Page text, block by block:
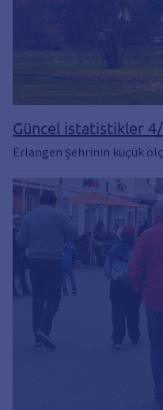
Güncel istatistikler 4/
Erlangen şehrinin küçük